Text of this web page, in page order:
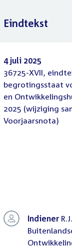
Eindtekst
4 juli 2025
36725-XVII,
begrotingsstaat
en
2025 (wijziging
Voorjaarsnota)
Indiener
Eindtekst